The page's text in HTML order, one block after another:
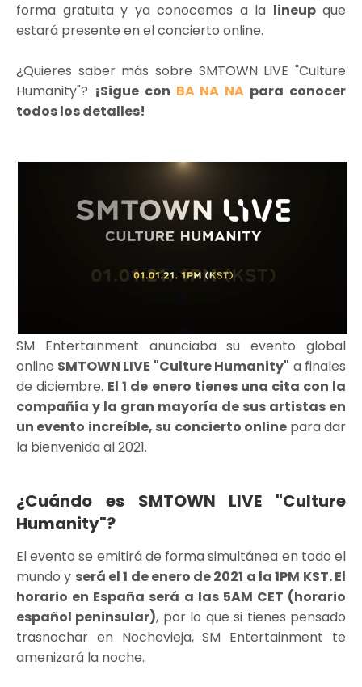
forma gratuita y ya conocemos a la lineupque
estará presente en el concierto online.
¿Quieres saber más sobre SMTOWN LIVE "Culture
Humanity"? ¡Sigue con BA NA NA para conocer
todos los detalles!
SM Entertainment anunciaba su evento global
online SMTOWN LIVE "Culture Humanity" a finales
de diciembre. El 1 de enero tienes una cita con la
compañía y la gran mayoría de sus artistas en
un evento increíble, su concierto online para dar
la bienvenida al 2021.
¿Cuándo es SMTOWN LIVE "Culture
Humanity"?
El evento se emitirá de forma simultánea en todo el
mundo y será el 1 de enero de 2021 a la 1PM KST. El
horario en España será a las 5AM CET (horario
español peninsular), por lo que si tienes pensado
trasnochar en Nochevieja, SM Entertainment te
amenizará la noche.